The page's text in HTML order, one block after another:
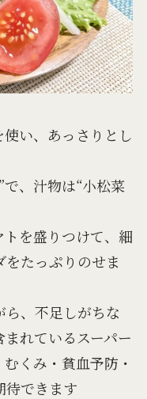
い、あっさりとし
、汁物は“小松菜
を盛りつけて、細
をたっぷりのせま
、不足しがちな
れているスーパー
くみ・貧血予防・
待できます